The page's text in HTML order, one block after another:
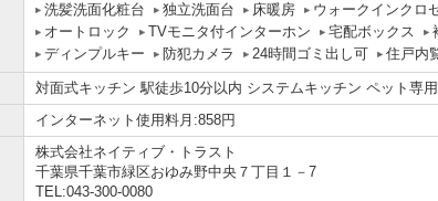
洗髪洗面化粧台
独立洗面台 床暖房 ウォークインクロ
オートロック
TVモニタ付インターホン 宅配ボックス
ディンプルキー
防犯カメラ 24時間ゴミ出し可 住戸内
対面式キッチン 駅徒歩10分以内 システムキッチン ペット専
インターネット使用料月:858円
株式会社ネイティブ・トラスト
千葉県千葉市緑区おゆみ野中央７丁目１－7
TEL:043-300-0080